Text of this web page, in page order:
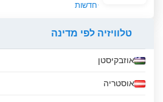
חדשות
טלוויזיה לפי מדינה
אוזבקיסטן
אוסטריה